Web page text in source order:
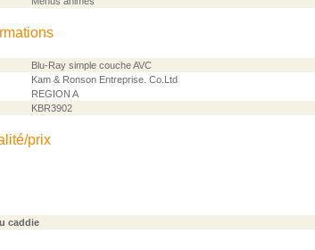
Blu-Ray simple couche AVC
Kam & Ronson Entreprise. Co.Ltd
REGION A
KBR3902
prix
caddie